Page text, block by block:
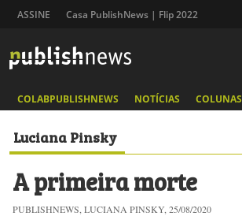
ASSINE Casa PublishNews | Flip 2022
COLABPUBLISHNEWS NOTÍCIAS COLUNAS
Luciana Pinsky
A primeira morte
PUBLISHNEWS, LUCIANA PINSKY, 25/08/2020